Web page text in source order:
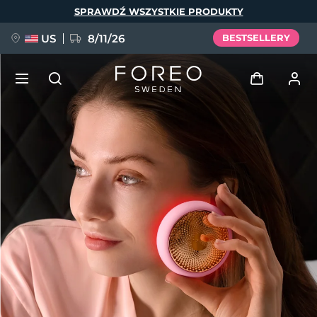
SPRAWDŹ WSZYSTKIE PRODUKTY
US 8/11/26 BESTSELLERY
Zaloguj
Profil użytkownika
Moje urządzenia
Moje zamówienia
Moje adresy
Moje subskrypcje
NOWOŚĆ
FAQ™ Pure Beauty-Tech Elixir
BREAKING NEWS
issa™ Teeth Whitening Set
Deutsch
Español
Français
Italiano
Português
Polski
Svenska
Русский
Türkçe
简体中文 繁體中文